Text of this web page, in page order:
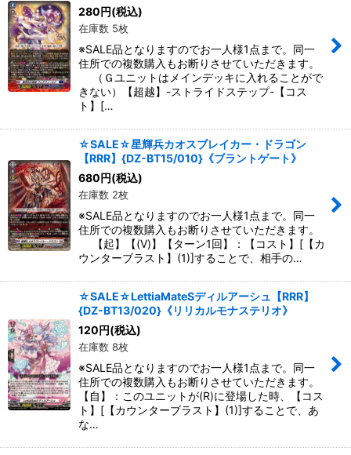
280円(税込)
在庫数 5枚
※SALE品となりますのでお一人様1点まで。同一
住所での複数購入もお断りさせていただきます。
（Ｇユニットはメインデッキに入れることがで
きない）【超越】-ストライドステップ-【コス
ト】[…
☆SALE☆星輝兵カオスブレイカー・ドラゴン
【RRR】{DZ-BT15/010}《ブラントゲート》
680円(税込)
在庫数 2枚
※SALE品となりますのでお一人様1点まで。同一
住所での複数購入もお断りさせていただきます。
【起】【(V)】【ターン1回】：【コスト】[【カ
ウンターブラスト】(1)]することで、相手の…
☆SALE☆LettiaMateSディルアーシュ【RRR】
{DZ-BT13/020}《リリカルモナステリオ》
120円(税込)
在庫数 8枚
※SALE品となりますのでお一人様1点まで。同一
住所での複数購入もお断りさせていただきます。
【自】：このユニットが(R)に登場した時、【コス
ト】[【カウンターブラスト】(1)]することで、あ
な…